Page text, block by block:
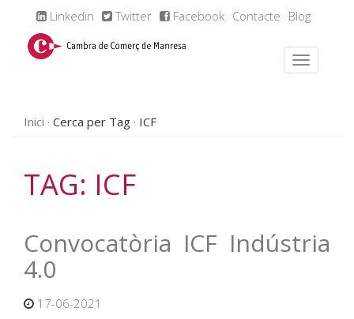
Linkedin Twitter Facebook Contacte Blog
Inici Cerca per Tag ICF
TAG: ICF
Convocatòria ICF Indústria
4.0
17-06-2021